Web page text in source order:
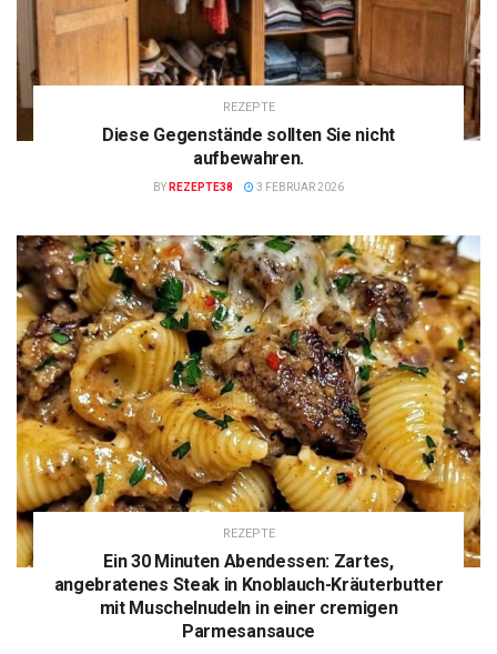
REZEPTE
Diese Gegenstände sollten Sie nicht
aufbewahren.
BY REZEPTE38 3 FEBRUAR 2026
REZEPTE
Ein 30 Minuten Abendessen: Zartes,
angebratenes Steak in Knoblauch-Kräuterbutter
mit Muschelnudeln in einer cremigen
Parmesansauce